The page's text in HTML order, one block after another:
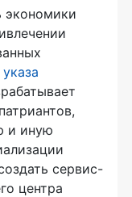
экономики
указа
и иную
сервис-
центра